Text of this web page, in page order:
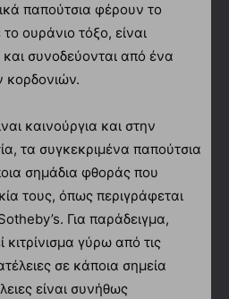
παπούτσια φέρουν το
ουράνιο τόξο, είναι
συνοδεύονται από ένα
κορδονιών.
καινούργια και στην
τα συγκεκριμένα παπούτσια
σημάδια φθοράς που
τους, όπως περιγράφεται
Για παράδειγμα,
γύρω από τις
σε κάποια σημεία
είναι συνήθως